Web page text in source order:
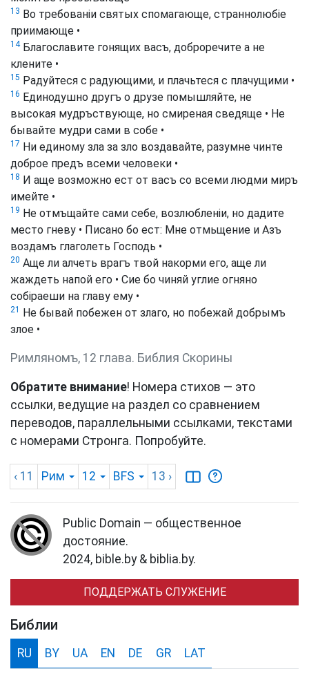
13 Во требованіи святых спомагающе, страннолюбіе
приимающе •
14Благославите гонящих васъ, доброречите а не
клените •
15 Радуйтеся с радующими, и плачьтеся с плачущими •
16 Единодушно другъ о друзе помышляйте, не
высокая мудръствующе, но смиреная сведяще • Не
бывайте мудри сами в собе •
17 Ни единому зла за зло воздавайте, разумне чинте
доброе предъ всеми человеки •
18 И аще возможно ест от васъ со всеми людми миръ
имейте •
19 Не отмъщайте сами себе, возлюбленіи, но дадите
место гневу • Писано бо ест: Мне отмьщение и Азъ
воздамъ глаголеть Господь •
20 Аще ли алчеть врагъ твой накорми его, аще ли
жаждеть напой его • Сие бо чиняй углие огняно
собіраеши на главу ему •
21
Не бывай побежен от злаго, но побежай добрымъ
злое •
Римляномъ, 12 глава. Библия Скорины
Обратите внимание! Номера стихов — это
ссылки, ведущие на раздел со сравнением
переводов, параллельными ссылками, текстами
с номерами Стронга. Попробуйте.
‹ 11 Рим 12 BFS 13 ›
Public Domain — общественное
достояние.
2024, bible.by & biblia.by.
ПОДДЕРЖАТЬ СЛУЖЕНИЕ
Библии
RU BY UA EN DE GR LAT